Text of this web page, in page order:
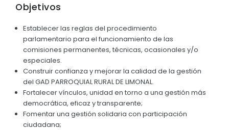
Objetivos
Establecer las reglas del procedimiento
parlamentario para el funcionamiento de las
comisiones permanentes, técnicas, ocasionales y/o
especiales.
Construir confianza y mejorar la calidad de la gestión
del GAD PARROQUIAL RURAL DE LIMONAL.
Fortalecer vínculos, unidad en torno a una gestión más
democrática, eficaz y transparente;
Fomentar una gestión solidaria con participación
ciudadana;